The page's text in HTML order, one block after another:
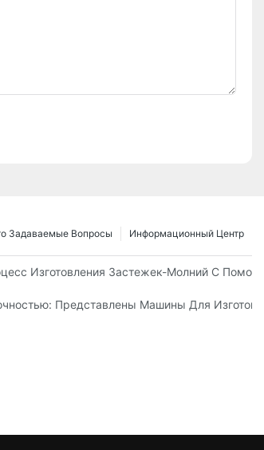
Информационный Центр
Задаваемые Вопросы
БизнесаИзготовления Застежек-Молний С
ПроизводствуПредставлены Машины Для